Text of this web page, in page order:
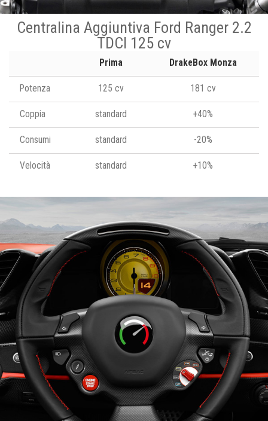
Centralina Aggiuntiva Ford Ranger 2.2
TDCI 125 cv
Prima DrakeBox Monza
Potenza 125 cv 181 cv
Coppia standard +40%
Consumi standard -20%
Velocità standard +10%